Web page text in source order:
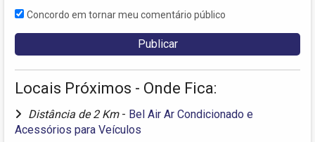
Concordo em tornar meu comentário público
Locais Próximos - Onde Fica:
Distância de 2 Km - Bel Air Ar Condicionado e
Acessórios para Veículos